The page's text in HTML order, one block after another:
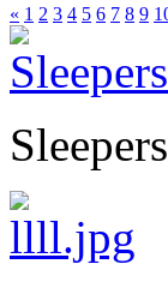
« 1 2 3 4 5 6 7 8 9